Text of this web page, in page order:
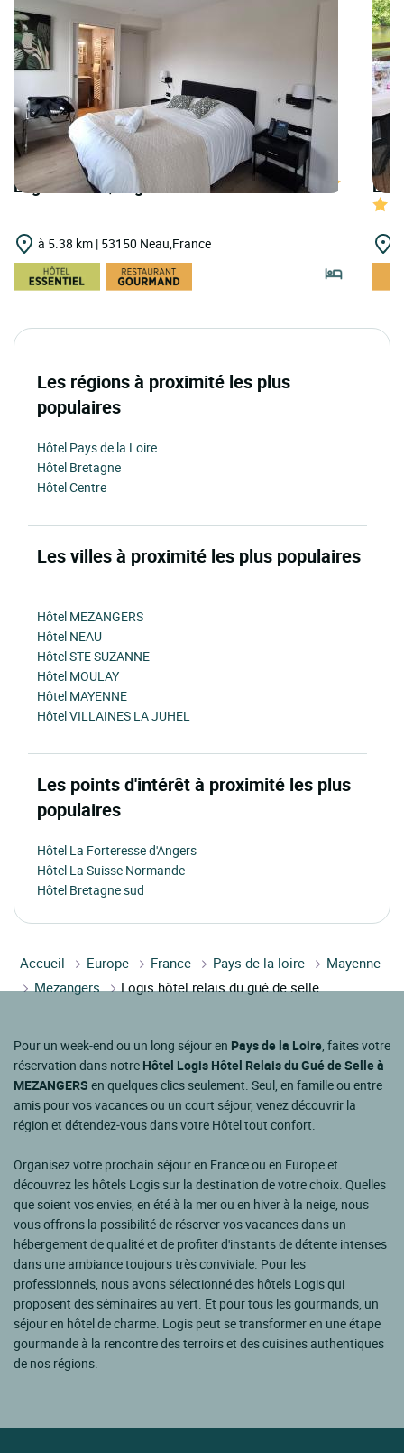
Logis Hôtels | Logis Hôtel la Croix Verte
à 5.38 km | 53150 Neau,France
Les régions à proximité les plus
populaires
Hôtel Pays de la Loire
Hôtel Bretagne
Hôtel Centre
Les villes à proximité les plus populaires
Hôtel MEZANGERS
Hôtel NEAU
Hôtel STE SUZANNE
Hôtel MOULAY
Hôtel MAYENNE
Hôtel VILLAINES LA JUHEL
Les points d'intérêt à proximité les plus
populaires
Hôtel La Forteresse d'Angers
Hôtel La Suisse Normande
Hôtel Bretagne sud
Accueil Europe France Pays de la loire
Mayenne
Mezangers
Logis hôtel relais du gué de selle
Pour un week-end ou un long séjour en Pays de la Loire, faites votre
réservation dans notre Hôtel Logis Hôtel Relais du Gué de Selle à
MEZANGERS en quelques clics seulement. Seul, en famille ou entre
amis pour vos vacances ou un court séjour, venez découvrir la
région et détendez-vous dans votre Hôtel tout confort.
Organisez votre prochain séjour en France ou en Europe et
découvrez les hôtels Logis sur la destination de votre choix. Quelles
que soient vos envies, en été à la mer ou en hiver à la neige, nous
vous offrons la possibilité de réserver vos vacances dans un
hébergement de qualité et de profiter d'instants de détente intenses
dans une ambiance toujours très conviviale. Pour les
professionnels, nous avons sélectionné des hôtels Logis qui
proposent des séminaires au vert. Et pour tous les gourmands, un
séjour en hôtel de charme. Logis peut se transformer en une étape
gourmande à la rencontre des terroirs et des cuisines authentiques
de nos régions.